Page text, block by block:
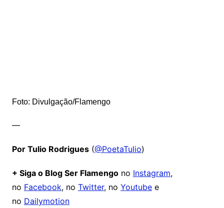
Foto: Divulgação/Flamengo
—
Por Tulio Rodrigues(@PoetaTulio)
+ Siga o Blog Ser Flamengono Instagram,
no Facebook, no Twitter, no Youtubee
no Dailymotion